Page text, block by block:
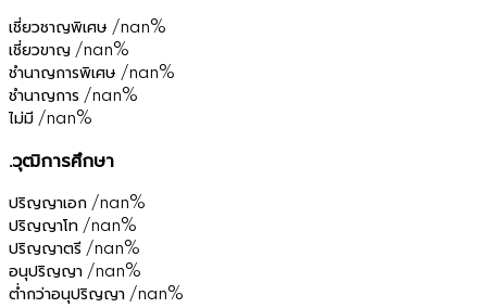
เชี่ยวชาญพิเศษ /nan%
เชี่ยวขาญ /nan%
ชำนาญการพิเศษ /nan%
ชำนาญการ /nan%
ไม่มี /nan%
.วุฒิการศึกษา
ปริญญาเอก /nan%
ปริญญาโท /nan%
ปริญญาตรี /nan%
อนุปริญญา /nan%
ต่ำกว่าอนุปริญญา /nan%